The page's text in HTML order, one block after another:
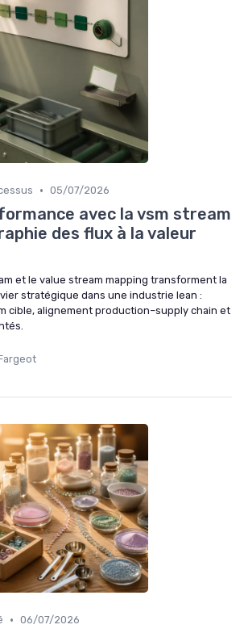
• 05/07/2026
avec la vsm stream
des flux à la valeur
et le value stream mapping transforment la
stratégique dans une industrie lean :
cible, alignement production–supply chain et
• 06/07/2026